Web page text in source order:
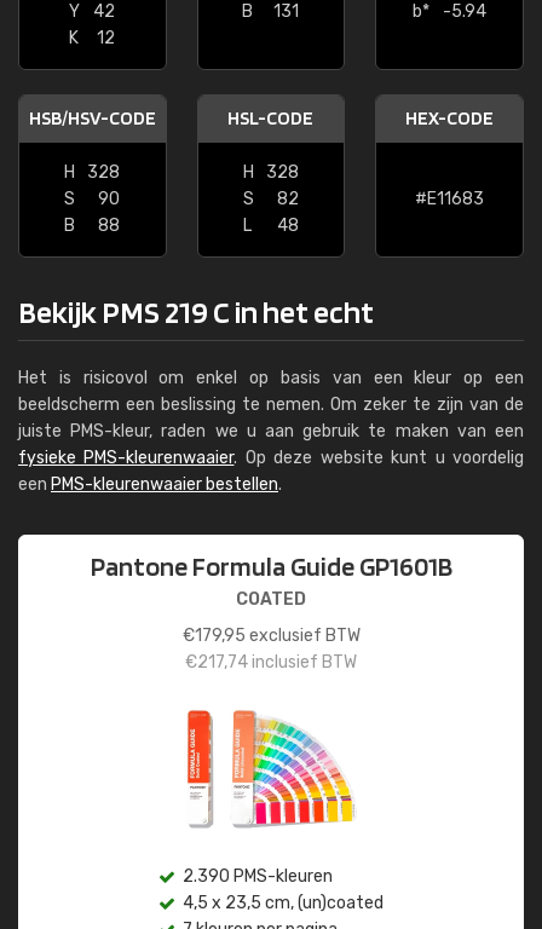
Y
42
K
12
B
131
b*
-5.94
HSB/HSV-CODE
H
328
S
90
B
88
HSL-CODE
H
328
S
82
L
48
HEX-CODE
#E11683
Bekijk PMS 219 C in het echt
Het is risicovol om enkel op basis van een kleur op een
beeldscherm een beslissing te nemen. Om zeker te zijn van de
juiste PMS-kleur, raden we u aan gebruik te maken van een
fysieke PMS-kleurenwaaier. Op deze website kunt u voordelig
een PMS-kleurenwaaier bestellen.
Pantone Formula Guide GP1601B
COATED
€179,95 exclusief BTW
€217,74inclusief BTW
2.390 PMS-kleuren
4,5 x 23,5 cm, (un)coated